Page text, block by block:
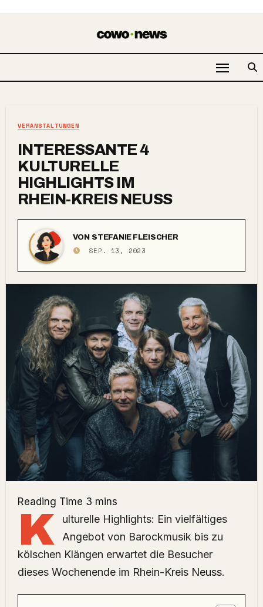
VERANSTALTUNGEN
INTERESSANTE 4
KULTURELLE
HIGHLIGHTS IM
RHEIN-KREIS NEUSS
VON STEFANIE FLEISCHER
SEP. 13, 2023
K
ulturelle Highlights: Ein vielfältiges
Angebot von Barockmusik bis zu
kölschen Klängen erwartet die Besucher
dieses Wochenende im Rhein-Kreis Neuss.